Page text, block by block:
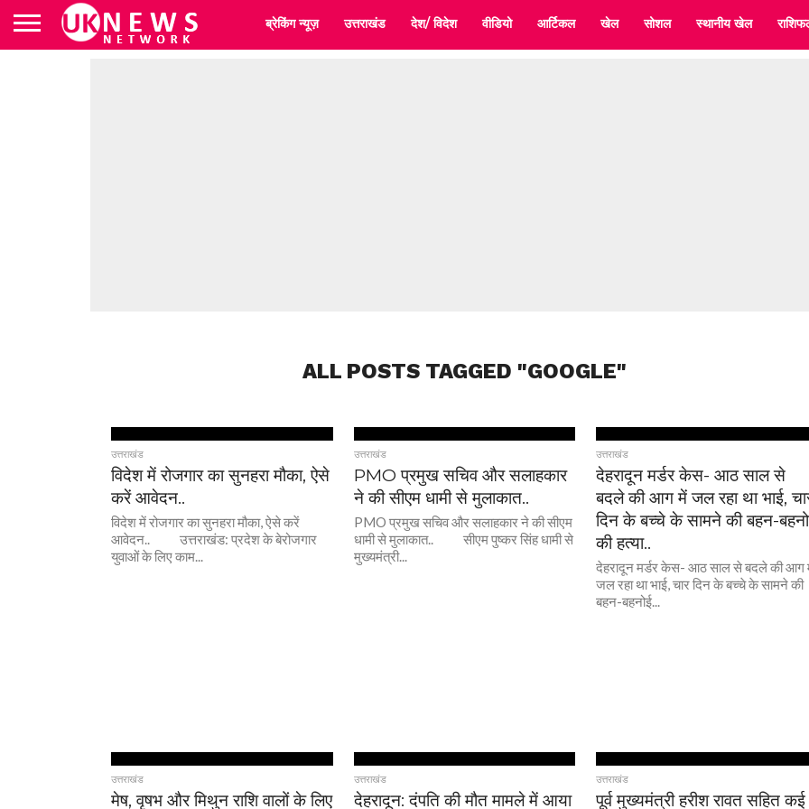
ब्रेकिंग न्यूज़ उत्तराखंड देश/ विदेश वीडियो आर्टिकल खेल सोशल स्थानीय खेल
ALL POSTS TAGGED "GOOGLE"
उत्तराखंड
विदेश में रोजगार का सुनहरा मौका, ऐसे
करें आवेदन..
विदेश में रोजगार का सुनहरा मौका, ऐसे करें
आवेदन.. उत्तराखंड: प्रदेश के बेरोजगार
युवाओं के लिए काम...
उत्तराखंड
PMO प्रमुख सचिव और सलाहकार
ने की सीएम धामी से मुलाकात..
PMO प्रमुख सचिव और सलाहकार ने की सीएम
धामी से मुलाकात.. सीएम पुष्कर सिंह धामी से
मुख्यमंत्री...
उत्तराखंड
देहरादून मर्डर केस- आठ साल से
बदले की आग में जल रहा था भाई,
दिन के बच्चे के सामने की बहन-
की हत्या..
देहरादून मर्डर केस- आठ साल से बदले की आग
जल रहा था भाई, चार दिन के बच्चे के सामने की
बहन-बहनोई...
उत्तराखंड
मेष, वृषभ और मिथुन राशि वालों के लिए
उत्तराखंड
देहरादून: दंपति की मौत मामले में आया
उत्तराखंड
पूर्व मुख्यमंत्री हरीश रावत सहित कई